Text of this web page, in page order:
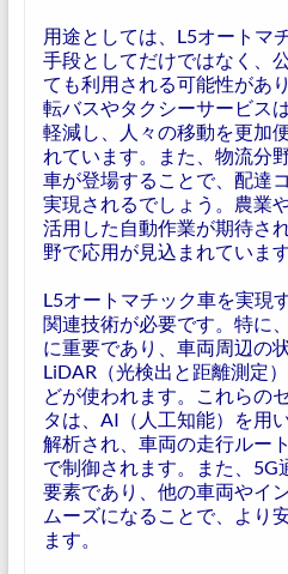
用途としては、L5オートマ
手段としてだけではなく、
ても利用される可能性があ
転バスやタクシーサービス
軽減し、人々の移動を更加
れています。また、物流分
車が登場することで、配達
実現されるでしょう。農業
活用した自動作業が期待さ
野で応用が見込まれています
L5オートマチック車を実現
関連技術が必要です。特に
に重要であり、車両周辺の
LiDAR（光検出と距離測定
どが使われます。これらの
タは、AI（人工知能）を用
解析され、車両の走行ルー
で制御されます。また、5G
要素であり、他の車両やイ
ムーズになることで、より
ます。